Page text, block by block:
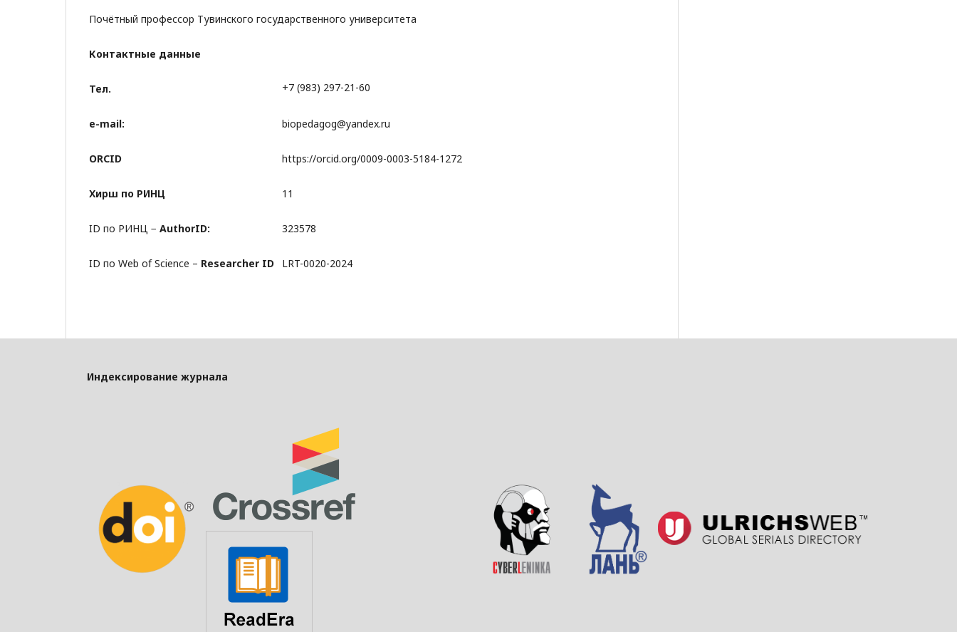
Почётный профессор Тувинского государственного университета
Контактные данные
+7 (983) 297-21-60
Тел.
e-mail: biopedagog@yandex.ru
ORCID https://orcid.org/0009-0003-5184-1272
Хирш по РИНЦ 11
ID по РИНЦ − AuthorID: 323578
ID по Web of Science – Researcher ID LRT-0020-2024
Индексирование журнала